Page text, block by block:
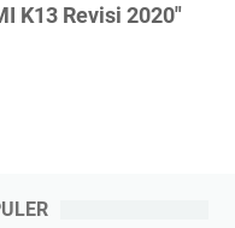
K13 Revisi 2020"